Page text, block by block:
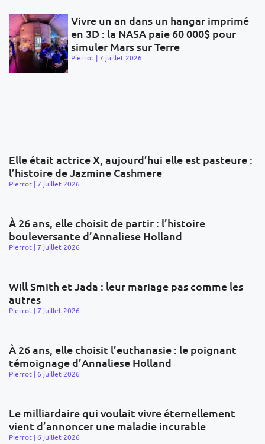
Vivre un an dans un hangar imprimé
en 3D : la NASA paie 60 000$ pour
simuler Mars sur Terre
Pierrot 7 juillet 2026
Elle était actrice X, aujourd’hui elle est pasteure :
l’histoire de Jazmine Cashmere
Pierrot 7 juillet 2026
À 26 ans, elle choisit de partir : l’histoire
bouleversante d’Annaliese Holland
Pierrot 7 juillet 2026
Will Smith et Jada : leur mariage pas comme les
autres
Pierrot 7 juillet 2026
À 26 ans, elle choisit l’euthanasie : le poignant
témoignage d’Annaliese Holland
Pierrot 6 juillet 2026
Le milliardaire qui voulait vivre éternellement
vient d’annoncer une maladie incurable
Pierrot 6 juillet 2026